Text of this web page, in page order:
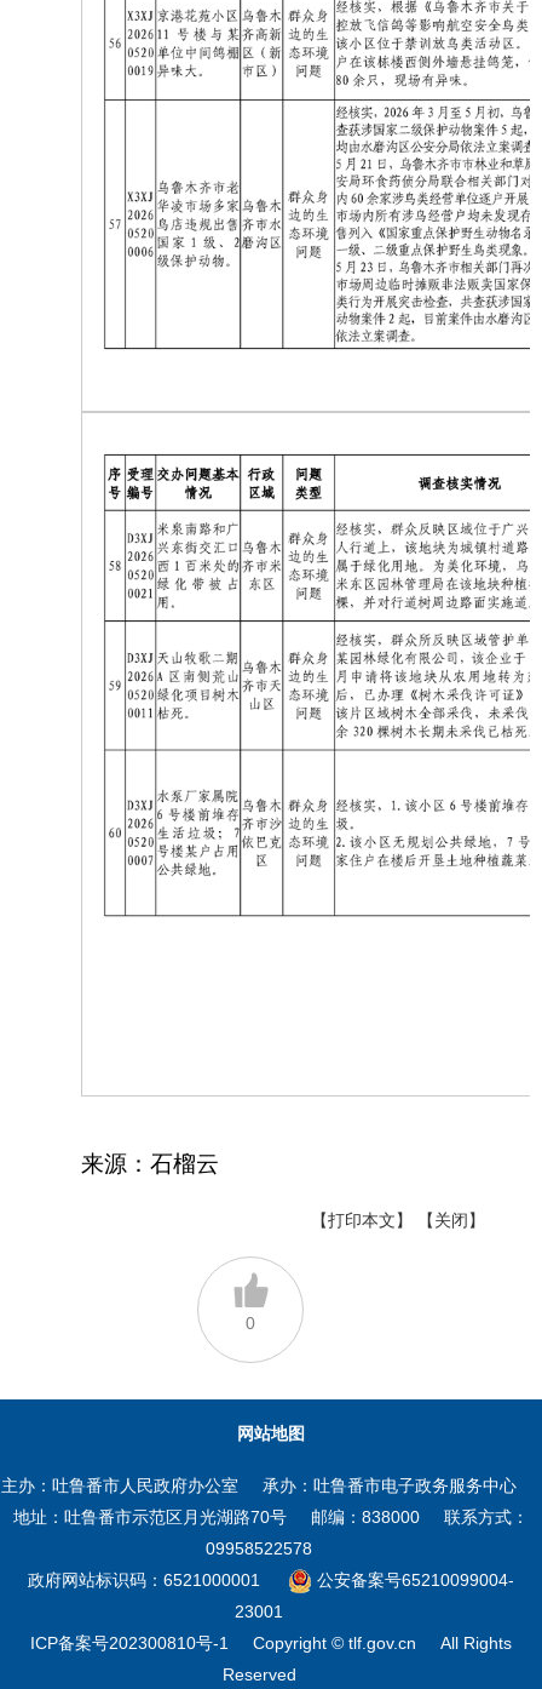
来源：石榴云
【打印本文】 【关闭】
0
网站地图
主办：吐鲁番市人民政府办公室
承办：吐鲁番市电子政务服务中心
地址：吐鲁番市示范区月光湖路70号
邮编：838000
联系方式：
09958522578
政府网站标识码：6521000001
公安备案号65210099004-
23001
ICP备案号202300810号-1
Copyright © tlf.gov.cn
All Rights
Reserved